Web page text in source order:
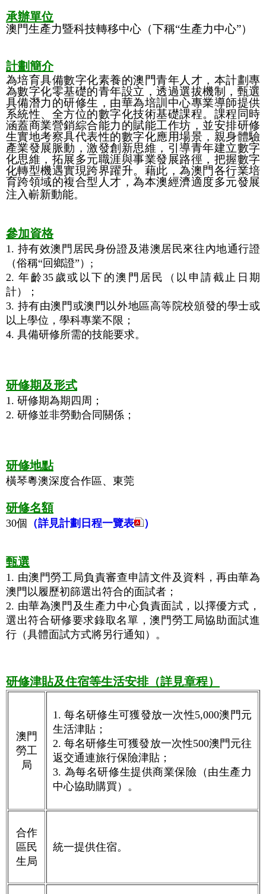
承辦單位
澳門生產力暨科技轉移中心（下稱“生產力中心”）
計劃簡介
為培育具備數字化素養的澳門青年人才，本計劃專
為數字化零基礎的青年設立，透過選拔機制，甄選
具備潛力的研修生，由華為培訓中心專業導師提供
系統性、全方位的數字化技術基礎課程。課程同時
涵蓋商業營銷綜合能力的賦能工作坊，並安排研修
生實地考察具代表性的數字化應用場景，親身體驗
產業發展脈動，激發創新思維，引導青年建立數字
化思維，拓展多元職涯與事業發展路徑，把握數字
化轉型機遇實現跨界躍升。藉此，為澳門各行業培
育跨領域的複合型人才，為本澳經濟適度多元發展
注入嶄新動能。
參加資格
1. 持有效澳門居民身份證及港澳居民來往內地通行證
（俗稱“回鄉證”）;
2. 年齡35歲或以下的澳門居民（以申請截止日期
計）；
3. 持有由澳門或澳門以外地區高等院校頒發的學士或
以上學位，學科專業不限；
4. 具備研修所需的技能要求。
研修期及形式
1. 研修期為期四周；
2. 研修並非勞動合同關係；
研修地點
橫琴粵澳深度合作區、東莞
研修名額
30個 （詳見計劃日程一覽表 ）
甄選
1. 由澳門勞工局負責審查申請文件及資料，再由華為
澳門以履歷初篩選出符合的面試者；
2. 由華為澳門及生產力中心負責面試，以擇優方式，
選出符合研修要求錄取名單，澳門勞工局協助面試進
行（具體面試方式將另行通知）。
研修津貼及住宿等生活安排（詳見章程）
澳門
勞工
局
1. 每名研修生可獲發放一次性5,000澳門元
生活津貼；
2. 每名研修生可獲發放一次性500澳門元往
返交通連旅行保險津貼；
3. 為每名研修生提供商業保險（由生產力
中心協助購買）。
合作
區民
生局
統一提供住宿。